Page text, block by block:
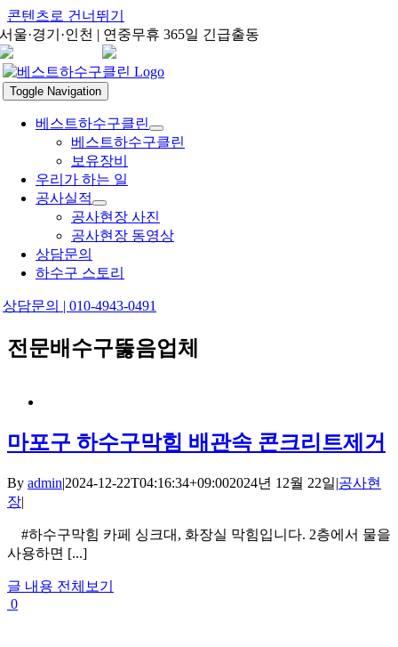
콘텐츠로 건너뛰기
서울·경기·인천 | 연중무휴 365일 긴급출동
Toggle Navigation
베스트하수구클린
베스트하수구클린
보유장비
우리가 하는 일
공사실적
공사현장 사진
공사현장 동영상
상담문의
하수구 스토리
상담문의 | 010-4943-0491
전문배수구뚫음업체
마포구 하수구막힘 배관속 콘크리트제거
By admin|2024-12-22T04:16:34+09:002024년 12월 22일|공사현
장|
#하수구막힘 카페 싱크대, 화장실 막힘입니다. 2층에서 물을
사용하면 [...]
글 내용 전체보기
0